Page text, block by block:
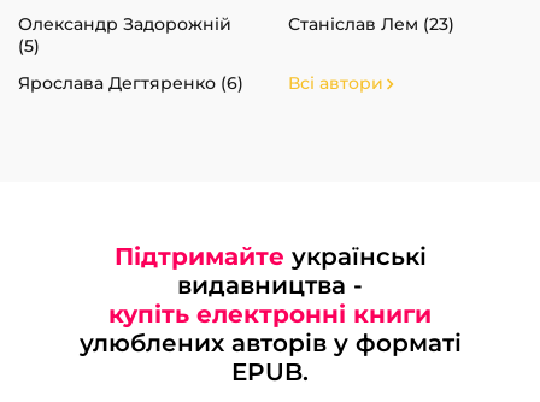
Олександр Задорожній
(5)
Станіслав Лем (23)
Ярослава Дегтяренко (6) Всі автори
Підтримайте українські
видавництва -
купіть електронні книги
улюблених авторів у форматі
EPUB.